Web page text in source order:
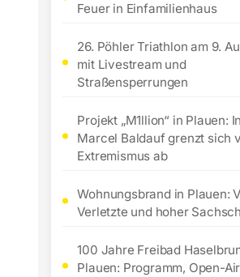
Feuer in Einfamilienhaus
26. Pöhler Triathlon am 9.
mit Livestream und
Straßensperrungen
Projekt „M1llion“ in Plauen:
Marcel Baldauf grenzt sich
Extremismus ab
Wohnungsbrand in Plauen:
Verletzte und hoher
100 Jahre Freibad
Plauen: Programm, Open-